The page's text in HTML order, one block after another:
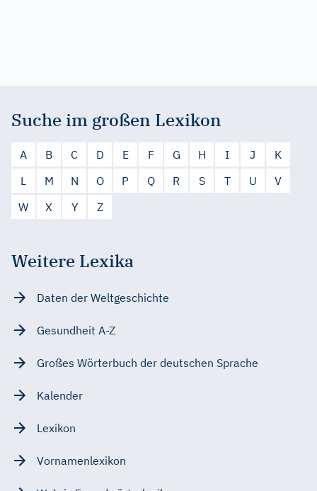
Suche im großen Lexikon
A B C D E F G H I J
K
L
M N O P Q R S T U
V
W
X Y Z
Weitere Lexika
Daten der Weltgeschichte
Gesundheit A-Z
Großes Wörterbuch der deutschen Sprache
Kalender
Lexikon
Vornamenlexikon